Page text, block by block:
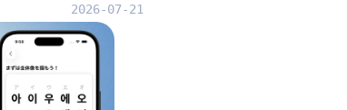
2026-07-21